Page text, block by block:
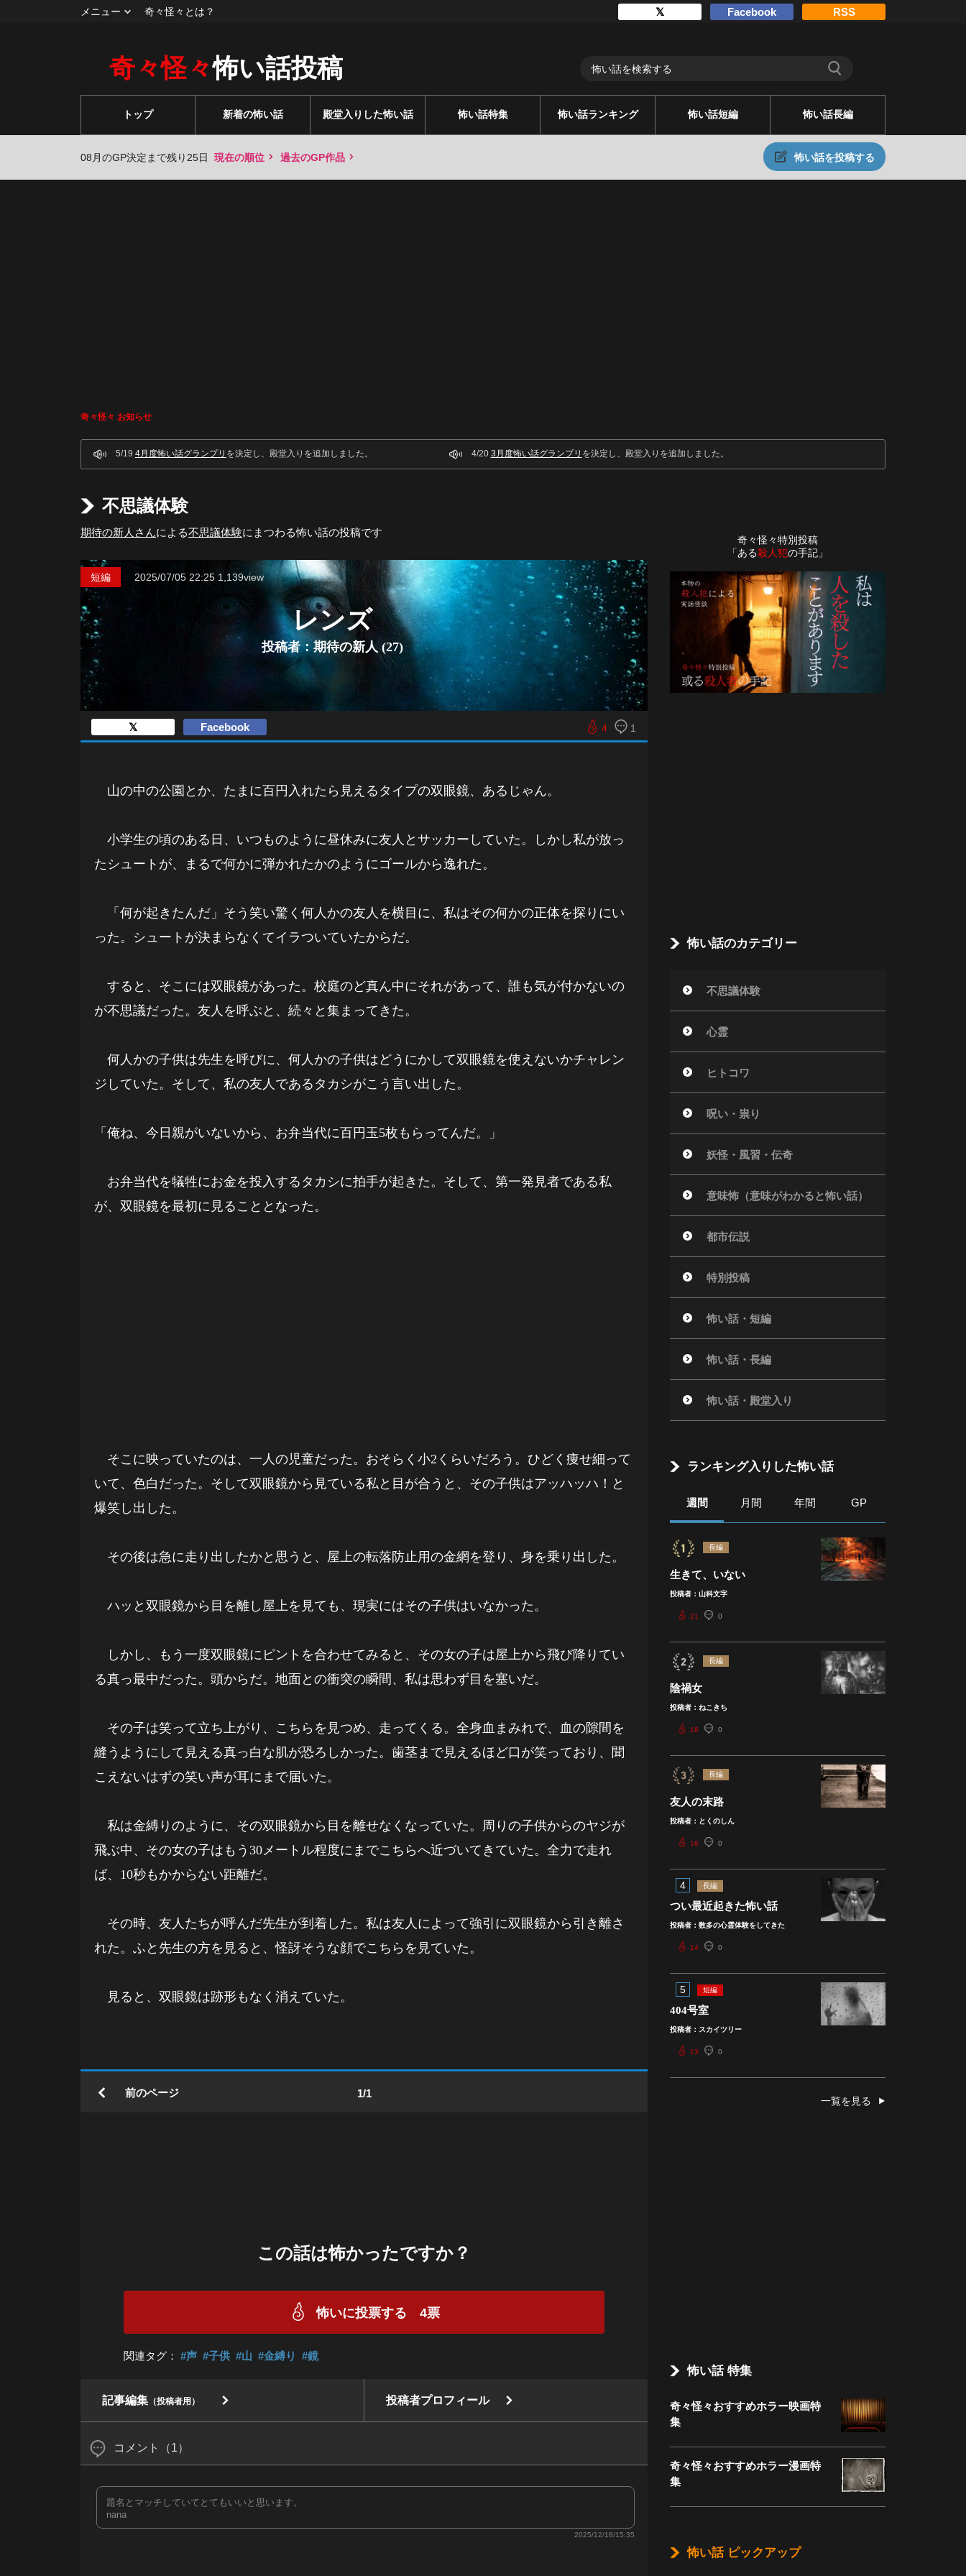
メニュー 奇々怪々とは？ 𝕏 Facebook RSS
奇々怪々怖い話投稿
トップ 新着の怖い話 殿堂入りした怖い話 怖い話特集 怖い話ランキング 怖い話短編 怖い話長編
08月のGP決定まで残り25日 現在の順位 過去のGP作品 怖い話を投稿する
奇々怪々 お知らせ
5/19 4月度怖い話グランプリ を決定し、殿堂入りを追加しました。 4/20 3月度怖い話グランプリ を決定し、殿堂入りを追加しました。
奇々怪々特別投稿
「ある殺人犯の手記」
怖い話のカテゴリー
不思議体験
心霊
ヒトコワ
呪い・祟り
妖怪・風習・伝奇
意味怖（意味がわかると怖い話）
都市伝説
特別投稿
怖い話・短編
怖い話・長編
怖い話・殿堂入り
ランキング入りした怖い話
週間 月間 年間 GP
長編
生きて、いない
投稿者：山科文字
21 0
長編
陰禍女
投稿者：ねこきち
18 0
長編
友人の末路
投稿者：とくのしん
16 0
4 長編
つい最近起きた怖い話
投稿者：数多の心霊体験をしてきた
14 0
5 短編
404号室
投稿者：スカイツリー
13 0
一覧を見る
怖い話 特集
奇々怪々おすすめホラー映画特
集
奇々怪々おすすめホラー漫画特
集
怖い話 ピックアップ
不思議体験
期待の新人さんによる不思議体験にまつわる怖い話の投稿です
レンズ
投稿者：期待の新人 (27)
短編 2025/07/05 22:25 1,139view
4 1
𝕏 Facebook
山の中の公園とか、たまに百円入れたら見えるタイプの双眼鏡、あるじゃん。
小学生の頃のある日、いつものように昼休みに友人とサッカーしていた。しかし私が放っ
たシュートが、まるで何かに弾かれたかのようにゴールから逸れた。
「何が起きたんだ」そう笑い驚く何人かの友人を横目に、私はその何かの正体を探りにい
った。シュートが決まらなくてイラついていたからだ。
すると、そこには双眼鏡があった。校庭のど真ん中にそれがあって、誰も気が付かないの
が不思議だった。友人を呼ぶと、続々と集まってきた。
何人かの子供は先生を呼びに、何人かの子供はどうにかして双眼鏡を使えないかチャレン
ジしていた。そして、私の友人であるタカシがこう言い出した。
「俺ね、今日親がいないから、お弁当代に百円玉5枚もらってんだ。」
お弁当代を犠牲にお金を投入するタカシに拍手が起きた。そして、第一発見者である私
が、双眼鏡を最初に見ることとなった。
そこに映っていたのは、一人の児童だった。おそらく小2くらいだろう。ひどく痩せ細って
いて、色白だった。そして双眼鏡から見ている私と目が合うと、その子供はアッハッハ！と
爆笑し出した。
その後は急に走り出したかと思うと、屋上の転落防止用の金網を登り、身を乗り出した。
ハッと双眼鏡から目を離し屋上を見ても、現実にはその子供はいなかった。
しかし、もう一度双眼鏡にピントを合わせてみると、その女の子は屋上から飛び降りてい
る真っ最中だった。頭からだ。地面との衝突の瞬間、私は思わず目を塞いだ。
その子は笑って立ち上がり、こちらを見つめ、走ってくる。全身血まみれで、血の隙間を
縫うようにして見える真っ白な肌が恐ろしかった。歯茎まで見えるほど口が笑っており、聞
こえないはずの笑い声が耳にまで届いた。
私は金縛りのように、その双眼鏡から目を離せなくなっていた。周りの子供からのヤジが
飛ぶ中、その女の子はもう30メートル程度にまでこちらへ近づいてきていた。全力で走れ
ば、10秒もかからない距離だ。
その時、友人たちが呼んだ先生が到着した。私は友人によって強引に双眼鏡から引き離さ
れた。ふと先生の方を見ると、怪訝そうな顔でこちらを見ていた。
見ると、双眼鏡は跡形もなく消えていた。
前のページ 1/1
この話は怖かったですか？
怖いに投票する 4票
関連タグ： #声 #子供 #山 #金縛り #鏡
記事編集 （投稿者用） 投稿者プロフィール
コメント（1）
題名とマッチしていてとてもいいと思います。
nana
2025/12/18/15:35